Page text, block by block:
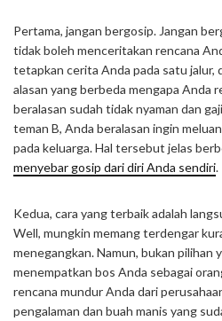
Pertama, jangan bergosip. Jangan
tidak boleh menceritakan rencana
tetapkan cerita Anda pada satu jalur,
alasan yang berbeda mengapa Anda
beralasan sudah tidak nyaman dan
teman B, Anda beralasan ingin
pada keluarga. Hal tersebut jelas
menyebar gosip dari diri Anda sendiri.
Kedua, cara yang terbaik adalah
Well, mungkin memang terdengar
menegangkan. Namun, bukan pilihan
menempatkan bos Anda sebagai
rencana mundur Anda dari
pengalaman dan buah manis yang